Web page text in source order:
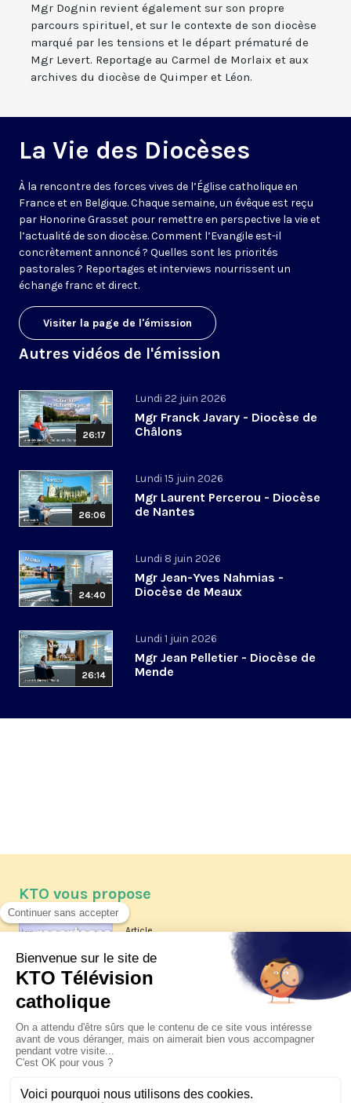
Mgr Dognin revient également sur son propre
parcours spirituel, et sur le contexte de son diocèse
marqué par les tensions et le départ prématuré de
Mgr Levert. Reportage au Carmel de Morlaix et aux
archives du diocèse de Quimper et Léon.
La Vie des Diocèses
À la rencontre des forces vives de l’Église catholique en
France et en Belgique. Chaque semaine, un évêque est reçu
par Honorine Grasset pour remettre en perspective la vie et
l’actualité de son diocèse. Comment l’Evangile est-il
concrètement annoncé ? Quelles sont les priorités
pastorales ? Reportages et interviews nourrissent un
échange franc et direct.
Visiter la page de l'émission
Autres vidéos de l'émission
26:17
Lundi 22 juin 2026
Mgr Franck Javary - Diocèse de
Châlons
26:06
Lundi 15 juin 2026
Mgr Laurent Percerou - Diocèse
de Nantes
24:40
Lundi 8 juin 2026
Mgr Jean-Yves Nahmias -
Diocèse de Meaux
26:14
Lundi 1 juin 2026
Mgr Jean Pelletier - Diocèse de
Mende
KTO vous propose
Article
Les reportages d'été 2026 de KTO
La visite pastorale du pape Léon
XIV à Assise à suivre sur KTO le
jeudi 6 août
Le pape en Uruguay, Argentine et